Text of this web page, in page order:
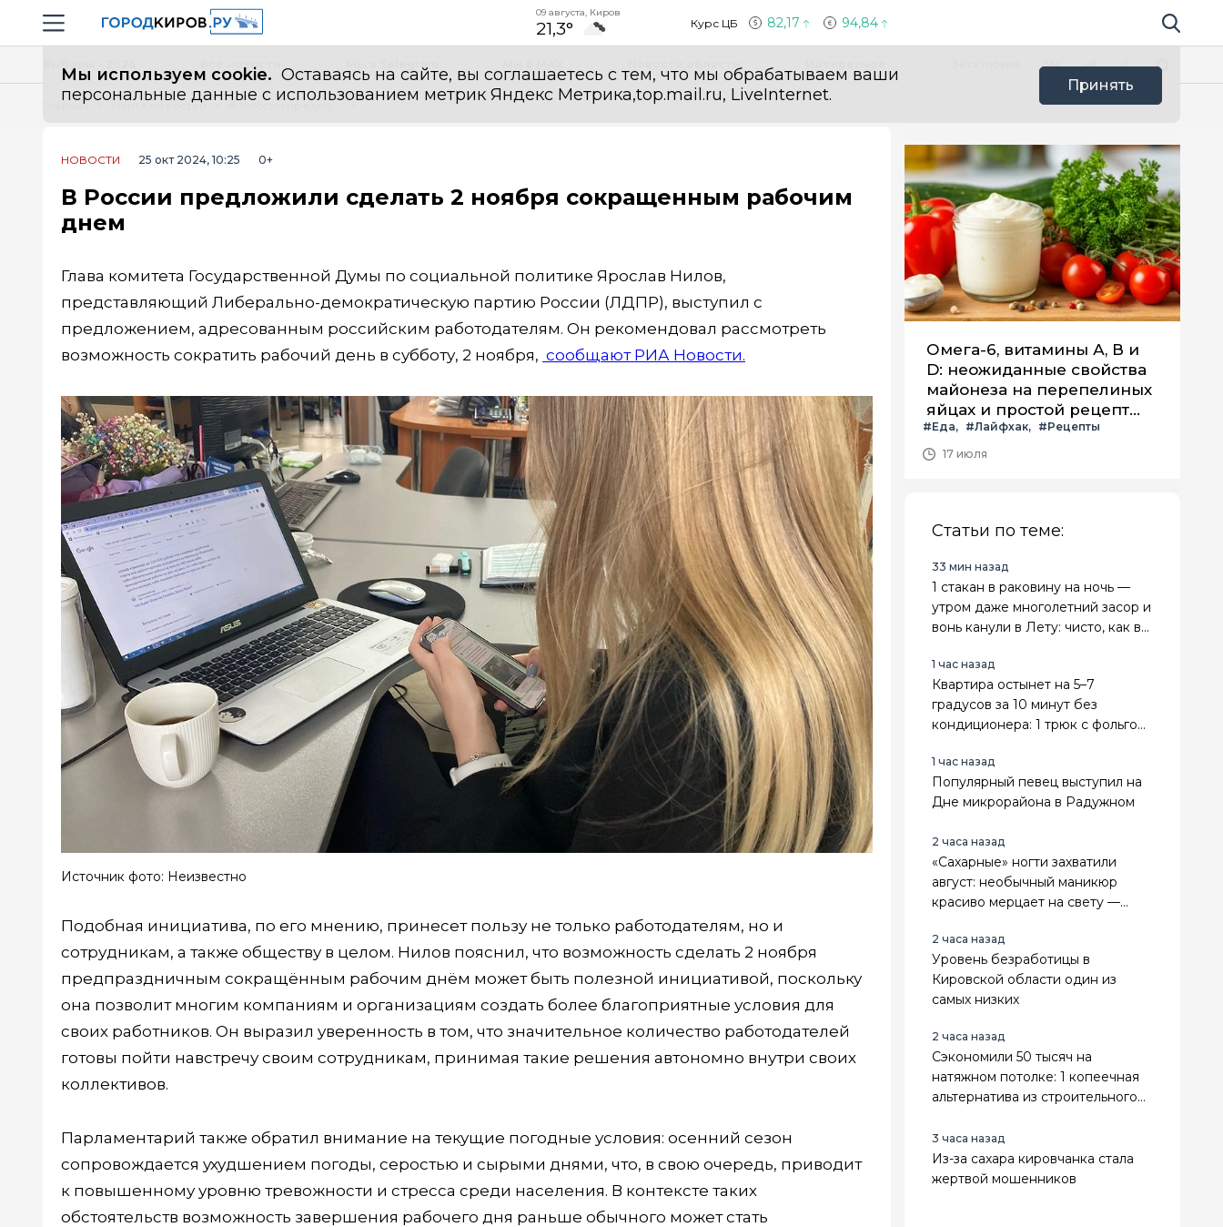
Навигация сайта
09 августа, Киров
21,3° Курс ЦБ 82,17 94,84 Поиск по
Мы используем cookie. Оставаясь на сайте, вы соглашаетесь с тем, что мы обрабатываем ваши
персональные данные с использованием метрик Яндекс Метрика,top.mail.ru, LiveInternet.
Принять
Все новости
Главная Лента новостей
НОВОСТИ 25 окт 2024, 10:25 0+
В России предложили сделать 2 ноября сокращенным рабочим
днем
Глава комитета Государственной Думы по социальной политике Ярослав Нилов,
представляющий Либерально-демократическую партию России (ЛДПР), выступил с
предложением, адресованным российским работодателям. Он рекомендовал рассмотреть
возможность сократить рабочий день в субботу, 2 ноября, сообщают РИА Новости.
Источник фото: Неизвестно
Подобная инициатива, по его мнению, принесет пользу не только работодателям, но и
сотрудникам, а также обществу в целом. Нилов пояснил, что возможность сделать 2 ноября
предпраздничным сокращённым рабочим днём может быть полезной инициативой, поскольку
она позволит многим компаниям и организациям создать более благоприятные условия для
своих работников. Он выразил уверенность в том, что значительное количество работодателей
готовы пойти навстречу своим сотрудникам, принимая такие решения автономно внутри своих
коллективов.
Парламентарий также обратил внимание на текущие погодные условия: осенний сезон
сопровождается ухудшением погоды, серостью и сырыми днями, что, в свою очередь, приводит
к повышенному уровню тревожности и стресса среди населения. В контексте таких
обстоятельств возможность завершения рабочего дня раньше обычного может стать
Омега-6, витамины А, В и
D: неожиданные свойства
майонеза на перепелиных
яйцах и простой рецепт
летнего салата с ним
#Еда #Лайфхак
#Рецепты
17 июля
Статьи по теме:
33 мин назад
1 стакан в раковину на ночь —
утром даже многолетний засор и
вонь канули в Лету: чисто, как в
1 час назад
Квартира остынет на 5–7
градусов за 10 минут без
кондиционера: 1 трюк с фольгой
градусную жару
1 час назад
Популярный певец выступил на
Дне микрорайона в Радужном
2 часа назад
«Сахарные» ногти захватили
август: необычный маникюр
красиво мерцает на свету —
можно даже дома
2 часа назад
Уровень безработицы в
Кировской области один из
самых низких
2 часа назад
Сэкономили 50 тысяч на
натяжном потолке: 1 копеечная
альтернатива из строительного
дороже
3 часа назад
Из-за сахара кировчанка стала
жертвой мошенников